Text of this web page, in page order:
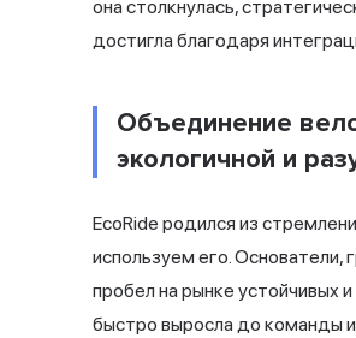
она столкнулась,
достигла благодаря
Объединение
экологичной и
EcoRide родился из
используем его. Основатели,
пробел на рынке устойчивых
быстро выросла до команды